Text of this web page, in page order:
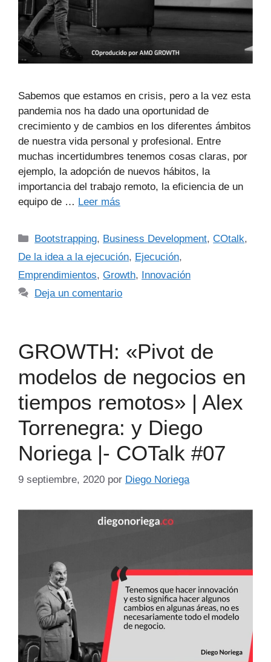
Sabemos que estamos en crisis, pero a la vez esta
pandemia nos ha dado una oportunidad de
crecimiento y de cambios en los diferentes ámbitos
de nuestra vida personal y profesional. Entre
muchas incertidumbres tenemos cosas claras, por
ejemplo, la adopción de nuevos hábitos, la
importancia del trabajo remoto, la eficiencia de un
equipo de … Leer más
Bootstrapping, Business Development,COtalk,
De la idea a la ejecución, Ejecución,
Emprendimientos, Growth, Innovación
Deja un comentario
GROWTH: «Pivot de
modelos de negocios en
tiempos remotos» | Alex
Torrenegra: y Diego
Noriega |- COTalk #07
9 septiembre, 2020 por Diego Noriega